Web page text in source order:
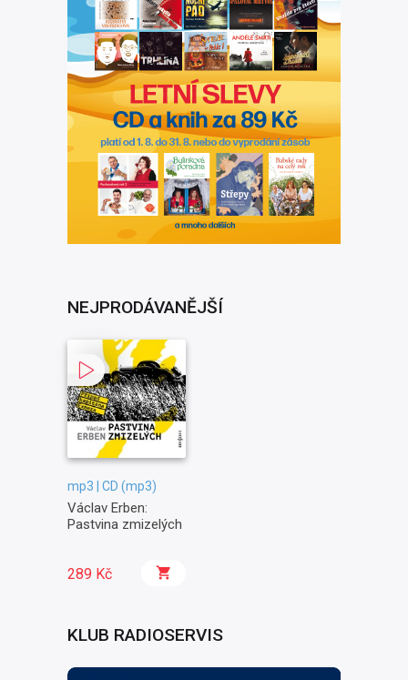
NEJPRODÁVANĚJŠÍ
mp3 | CD (mp3)
Václav Erben:
Pastvina zmizelých
289 Kč
KLUB RADIOSERVIS